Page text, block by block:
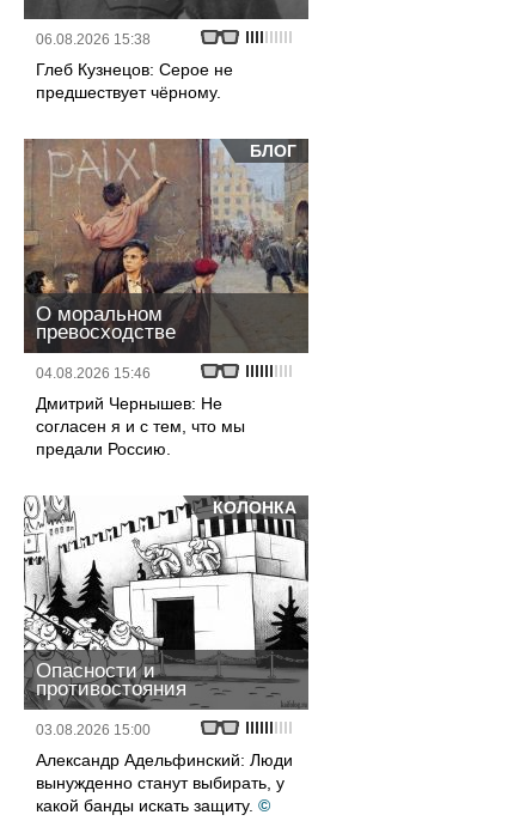
06.08.2026 15:38
Глеб Кузнецов: Серое не
предшествует чёрному.
БЛОГ
О моральном
превосходстве
04.08.2026 15:46
Дмитрий Чернышев: Не
согласен я и с тем, что мы
предали Россию.
КОЛОНКА
Опасности и
противостояния
03.08.2026 15:00
Александр Адельфинский: Люди
вынужденно станут выбирать, у
какой банды искать защиту. ©